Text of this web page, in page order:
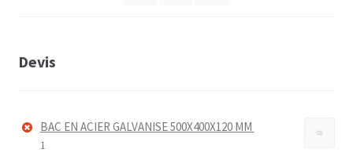
Devis
BAC EN ACIER GALVANISE 500X400X120 MM
1